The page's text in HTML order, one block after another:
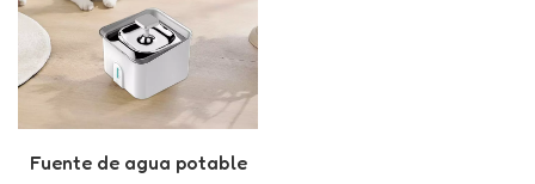
Fuente de agua potable